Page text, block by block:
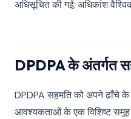
अधिसूचित की गईं; अधिकांश
DPDPA के अंतर्गत
DPDPA सहमति को अपने ढाँचे
आवश्यकताओं के एक विशिष्ट समूह